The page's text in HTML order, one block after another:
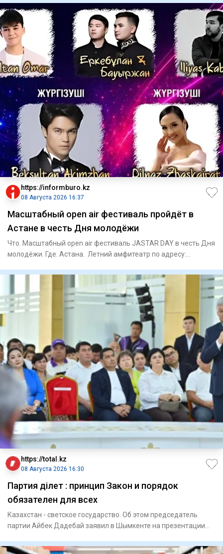
https://informburo.kz
08 Августа 2026 16:37
Масштабный open air фестиваль пройдёт в
Астане в честь Дня молодёжи
Что. Масштабный open air фестиваль JASTAR DAY в честь Дня
молодёжи. Где. Астана. Летний амфитеатр по адресу:
https://total.kz
08 Августа 2026 16:30
Партия Әділет : принцип Закон и порядок
обязателен для всех
Казахстан - светское государство. Об этом председатель
партии Айбек Дадебай заявил в Шымкенте на презентации